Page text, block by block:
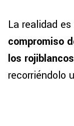
La realidad
compromiso
los
recorriéndolo